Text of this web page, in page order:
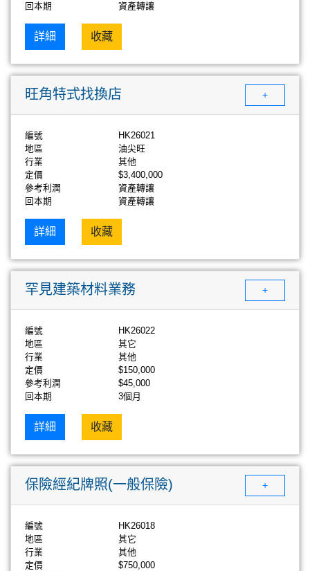
回本期
資產轉讓
詳細 收藏
旺角特式找換店 +
編號
HK26021
地區
油尖旺
行業
其他
定價
$3,400,000
參考利潤
資產轉讓
回本期
資產轉讓
詳細 收藏
罕見建築材料業務 +
編號
HK26022
地區
其它
行業
其他
定價
$150,000
參考利潤
$45,000
回本期
3個月
詳細 收藏
保險經紀牌照(一般保險) +
編號
HK26018
地區
其它
行業
其他
定價
$750,000